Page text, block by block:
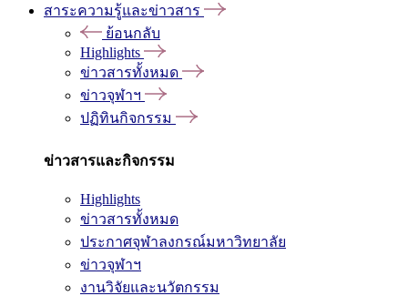
สาระความรู้และข่าวสาร
ย้อนกลับ
Highlights
ข่าวสารทั้งหมด
ข่าวจุฬาฯ
ปฏิทินกิจกรรม
ข่าวสารและกิจกรรม
Highlights
ข่าวสารทั้งหมด
ประกาศจุฬาลงกรณ์มหาวิทยาลัย
ข่าวจุฬาฯ
งานวิจัยและนวัตกรรม